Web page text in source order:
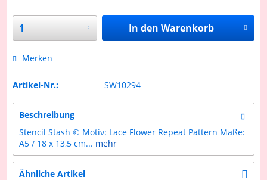
In den Warenkorb
Merken
Artikel-Nr.: SW10294
Beschreibung
Stencil Stash © Motiv: Lace Flower Repeat Pattern Maße:
A5 / 18 x 13,5 cm... mehr
Ähnliche Artikel